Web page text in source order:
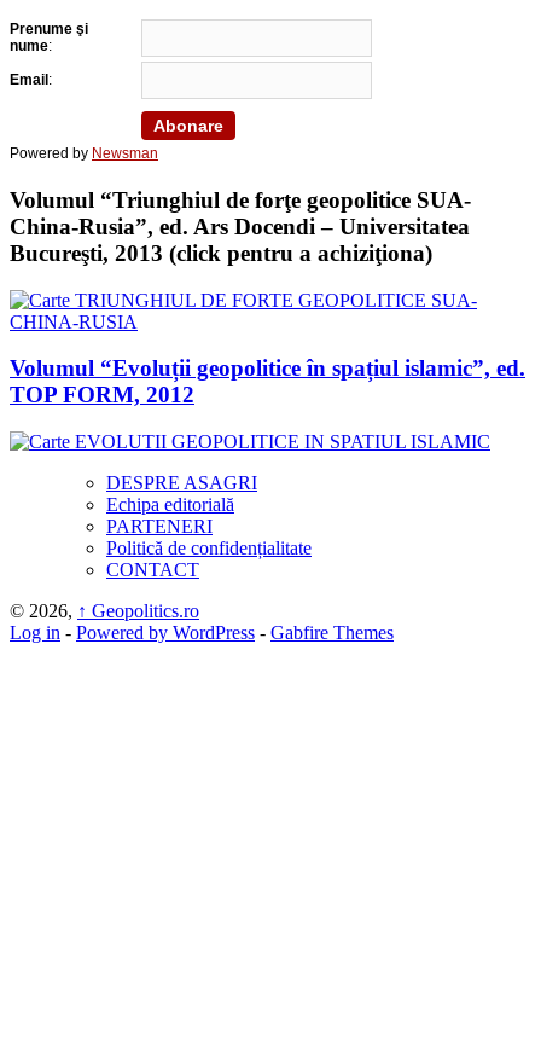
Prenume şi
nume:
Email :
Powered by Newsman
Volumul “Triunghiul de forţe geopolitice SUA-
China-Rusia”, ed. Ars Docendi – Universitatea
Bucureşti, 2013 (click pentru a achiziţiona)
Volumul “Evoluții geopolitice în spațiul islamic”, ed.
TOP FORM, 2012
DESPRE ASAGRI
Echipa editorială
PARTENERI
Politică de confidențialitate
CONTACT
© 2026, ↑ Geopolitics.ro
Log in - Powered by WordPress - Gabfire Themes